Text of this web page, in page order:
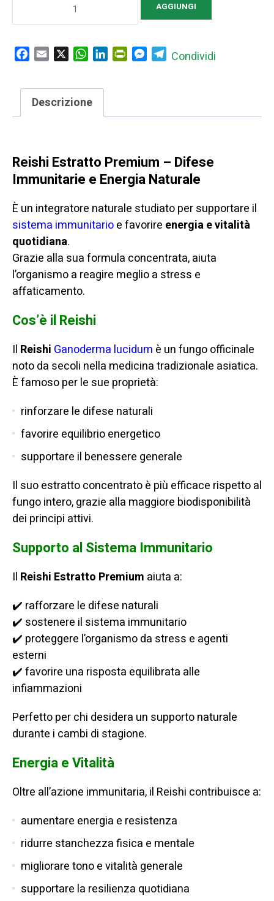
–
Naturale
Difese
Stress
quantità
AGGIUNGI
Facebook
Email WhatsApp
LinkedInPrintFriendly
Messenger
Telegram
Condividi
Descrizione
ReishiEstratto Premium – Difese
Immunitarie e Energia Naturale
È un integratore naturale studiato per supportare il
sistema immunitarioe favorire energia e vitalità
quotidiana.
Grazie alla sua formula concentrata, aiuta
l’organismo a reagire meglio a stress e
affaticamento.
Cos’è il Reishi
Il Reishi Ganoderma lucidum è un fungo officinale
noto da secoli nella medicina tradizionale asiatica.
È famoso per le sue proprietà:
rinforzare le difese naturali
favorire equilibrio energetico
supportare il benessere generale
Il suo estratto concentrato è più efficace rispetto al
fungo intero, grazie alla maggiore biodisponibilità
dei principi attivi.
Supporto al Sistema Immunitario
Il Reishi Estratto Premium aiuta a:
✔️ rafforzare le difese naturali
✔️ sostenere il sistema immunitario
✔️ proteggere l’organismo da stress e agenti
esterni
✔️ favorire una risposta equilibrata alle
infiammazioni
Perfetto per chi desidera un supporto naturale
durante i cambi di stagione.
Energia e Vitalità
Oltre all’azione immunitaria, il Reishi contribuisce a:
aumentare energia e resistenza
ridurre stanchezza fisica e mentale
migliorare tono e vitalità generale
supportare la resilienza quotidiana